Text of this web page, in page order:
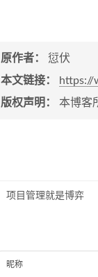
原作者： 愆伏
本文链接：
https://
版权声明： 本博客
项目管理就是博弈
昵称